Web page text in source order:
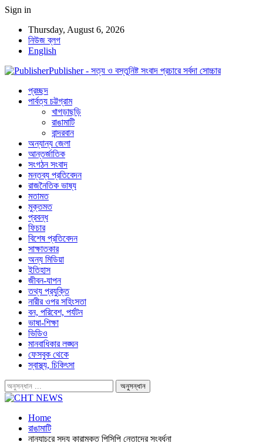
Sign in
Thursday, August 6, 2026
নিউজ ব্লগ
English
Publisher - সত্য ও বস্তুনিষ্ট সংবাদ প্রচারে সর্বদা সোচ্চার
প্রচ্ছদ
পার্বত্য চট্টগ্রাম
খাগড়াছড়ি
রাঙামাটি
বান্দরবান
অন্যান্য জেলা
আন্তর্জাতিক
সংগঠন সংবাদ
মন্তব্য প্রতিবেদন
রাজনৈতিক ভাষ্য
মতামত
মুক্তমত
প্রবন্ধ
ফিচার
বিশেষ প্রতিবেদন
সাক্ষাতকার
অন্য মিডিয়া
ইতিহাস
জীবন-যাপন
তথ্য প্রযুক্তি
নারীর ওপর সহিংসতা
বন, পরিবেশ, পর্যটন
ভাষা-শিক্ষা
ভিডিও
মানবাধিকার লঙ্ঘন
ফেসবুক থেকে
স্বাস্থ্য, চিকিৎসা
Home
রাঙামাটি
নান্যাচরে সদ্য কারামুক্ত পিসিপি নেতাদের সংবর্ধনা